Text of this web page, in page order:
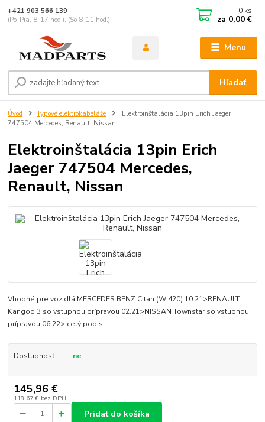
Menu
Hľadať
+421 903 566 139
(Po-Pia, 8-17 hod.), (So 8-11 hod.)
0 ks
za 0,00 €
Úvod Typové elektrokabeláže
Elektroinštalácia 13pin Erich Jaeger
747504 Mercedes, Renault, Nissan
Elektroinštalácia 13pin Erich
Jaeger 747504 Mercedes,
Renault, Nissan
Vhodné pre vozidlá:MERCEDES BENZ Citan (W 420) 10.21>RENAULT
Kangoo 3 so vstupnou prípravou 02.21>NISSAN Townstar so vstupnou
prípravou 06.22> celý popis
Dostupnosť ne
145,96 €
118,67 € bez DPH
Pridať do košíka